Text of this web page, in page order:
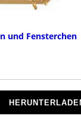
und Fensterchen